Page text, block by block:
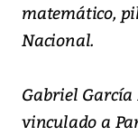
matemático,
Nacional.
Gabriel
vinculado a